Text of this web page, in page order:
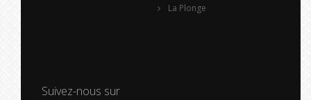
La Plonge
Suivez-nous sur